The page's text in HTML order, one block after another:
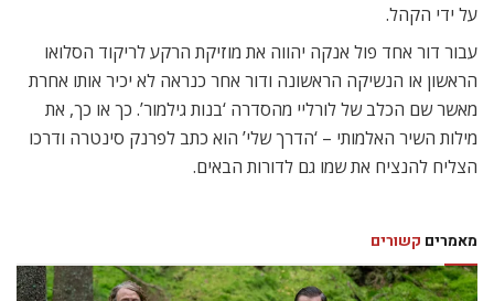
על ידי הקהל.
עבור דור אחד פול אנקה יהווה את מוזיקת הרקע לריקוד הסלואו
הראשון או הנשיקה הראשונה ודור אחר כנראה לא יכיר אותו אחרת
מאשר שם הכלב של לורליי מהסדרה ‘בנות גילמור’. כך או כך, את
מילות השיר האלמותי – ‘הדרך שלי’ הוא כתב לפרנק סינטרה ודרכו
הצליח להנציח את שמו גם לדורות הבאים.
מאמרים קשורים